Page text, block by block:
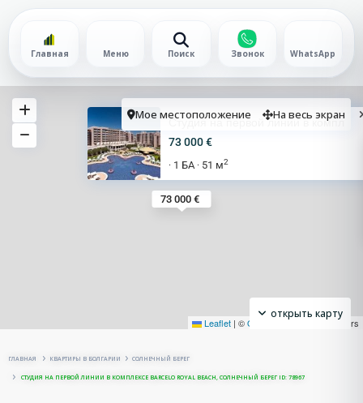
Главная Меню Поиск Звонок WhatsApp
73 000 €
Студия на первой линии в компл
73 000 €
· 1 БА · 51 м2
Leaflet | ©OpenStreetMap contributors
открыть карту
Мое местоположение На весь экран
ГЛАВНАЯ КВАРТИРЫ В БОЛГАРИИ СОЛНЕЧНЫЙ БЕРЕГ
СТУДИЯ НА ПЕРВОЙ ЛИНИИ В КОМПЛЕКСЕ BARCELO ROYAL BEACH, СОЛНЕЧНЫЙ БЕРЕГ ID: 78967